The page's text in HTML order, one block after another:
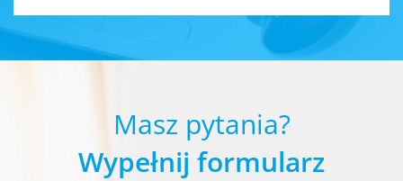
Masz pytania?
Wypełnij formularz